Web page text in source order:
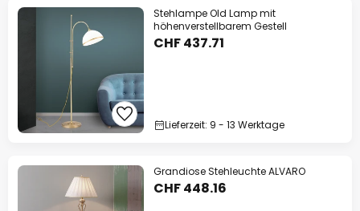
Stehlampe Old Lamp mit
höhenverstellbarem Gestell
CHF 437.71
Lieferzeit: 9 - 13 Werktage
Grandiose Stehleuchte ALVARO
CHF 448.16